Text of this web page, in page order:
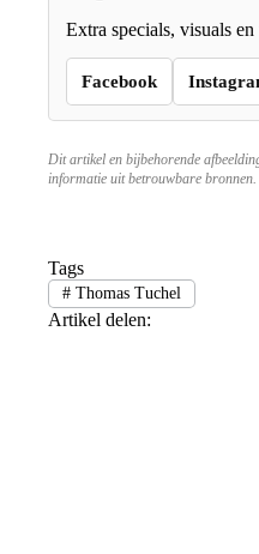
Extra specials, visuals
Facebook
Dit artikel en bijbehorende
informatie uit betrouwbare bronnen.
Tags
#Thomas Tuchel
Artikel delen: